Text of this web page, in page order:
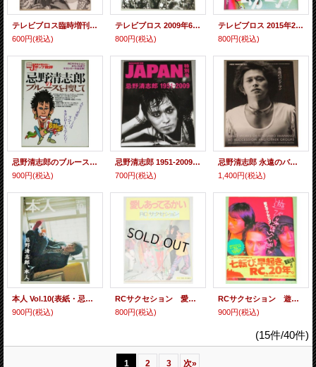
テレビブロス臨時増刊 みんなの忌野清志郎/検;RCサクセション
600円(税込)
テレビブロス 2009年6/12号(追悼・忌野清志郎)検;RCサクセション
800円(税込)
テレビブロス 2015年2/20号(特集・忌野清志郎)検;RCサクセション
800円(税込)
忌野清志郎のブルースを捜して 別冊宝島・音楽誌が書かないJポップ批評45/検;RCサクセション
900円(税込)
忌野清志郎 1951-2009 ロッキングオン・ジャパン特別号/検;RCサクセション
700円(税込)
忌野清志郎 永遠のバンド・マン MUSIC MAGAZINE増刊/検;RCサクセション
1,400円(税込)
本人 Vol.10(表紙・忌野清志郎)佐内正史 三宅恵介デヴィ夫人
900円(税込)
RCサクセション 愛しあってるかい 月刊宝島・特別編集/検;忌野清志郎
800円(税込)
RCサクセション 遊びじゃないんだっ 1990年初版・帯付/検;忌野清志郎
900円(税込)
(15件/40件)
1 2 3 次»